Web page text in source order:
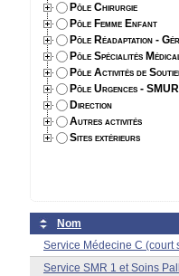
Pôle Chirurgie
Pôle Femme Enfant
Pôle Réadaptation -
Pôle Spécialités
Pôle Activités de
Pôle Urgences -
Direction
Autres activités
Sites extérieurs
Nom
Service Médecine C (court
Service SMR 1 et Soins